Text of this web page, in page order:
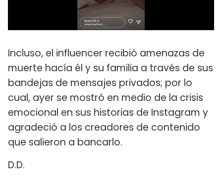
Incluso, el influencer recibió amenazas de
muerte hacía él y su familia a través de sus
bandejas de mensajes privados; por lo
cual, ayer se mostró en medio de la crisis
emocional en sus historias de Instagram y
agradeció a los creadores de contenido
que salieron a bancarlo.
D.D.